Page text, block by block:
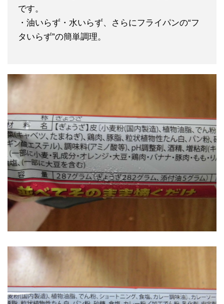
です。
・油いらず・水いらず、さらにフライパンの“フ
タいらず”の簡単調理。